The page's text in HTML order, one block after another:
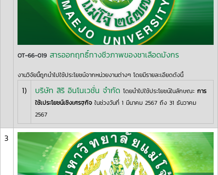
OT-66-019 สารออกฤทธิ์ทางชีวภาพของชาเลือดมังกร
งานวิจัยนี้ถูกนำไปใช้ประโยชน์จากหน่วยงานต่างๆ โดยมีรายละเอียดดังนี้
1) บริษัท สิริ อินโนเวชั่น จำกัด โดยนำไปใช้ประโยชน์ในลักษณะ การ
ใช้เประโยชน์เชิงเศรฐกิจ ในช่วงวันที่ 1 มีนาคม 2567 ถึง 31 ธันวาคม
2567
3